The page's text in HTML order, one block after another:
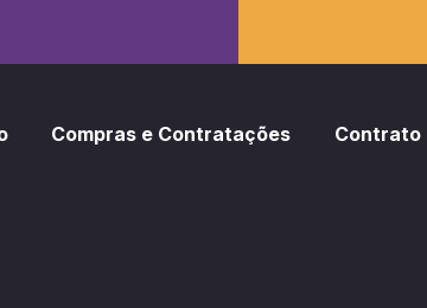
Compras e Contratações Contrato